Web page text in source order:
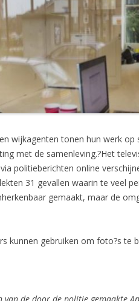
wijkagenten tonen hun werk
met de samenleving.?Het
politieberichten online
31 gevallen waarin te veel
gemaakt, maar de
kunnen gebruiken om foto?s te